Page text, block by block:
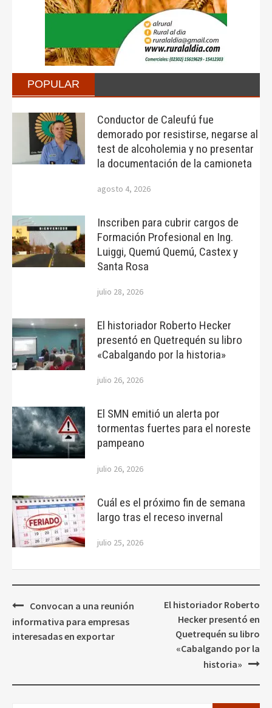
POPULAR
Conductor de Caleufú fue
demorado por resistirse, negarse al
test de alcoholemia y no presentar
la documentación de la camioneta
agosto 4, 2026
Inscriben para cubrir cargos de
Formación Profesional en Ing.
Luiggi, Quemú Quemú, Castex y
Santa Rosa
julio 28, 2026
El historiador Roberto Hecker
presentó en Quetrequén su libro
«Cabalgando por la historia»
julio 26, 2026
El SMN emitió un alerta por
tormentas fuertes para el noreste
pampeano
julio 26, 2026
Cuál es el próximo fin de semana
largo tras el receso invernal
julio 25, 2026
Navegación
de
entradas
Convocan a una reunión
informativa para empresas
interesadas en exportar
El historiador Roberto
Hecker presentó en
Quetrequén su libro
«Cabalgando por la
historia»